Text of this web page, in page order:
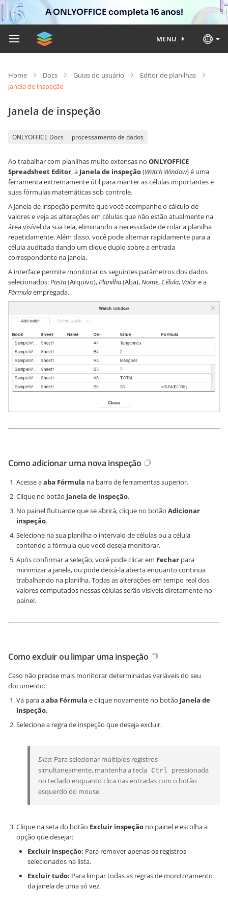
A ONLYOFFICE completa 16 anos!
MENU
Home Docs Guias do usuário
Editor de planilhas
Janela de inspeção
Janela de inspeção
ONLYOFFICE Docs processamento de dados
Ao trabalhar com planilhas muito extensas no ONLYOFFICE
Spreadsheet Editor, a Janela de inspeção(Watch Window) é uma
ferramenta extremamente útil para manter as células importantes e
suas fórmulas matemáticas sob controle.
A Janela de inspeção permite que você acompanhe o cálculo de
valores e veja as alterações em células que não estão atualmente na
área visível da sua tela, eliminando a necessidade de rolar a planilha
repetidamente. Além disso, você pode alternar rapidamente para a
célula auditada dando um clique duplo sobre a entrada
correspondente na janela.
A interface permite monitorar os seguintes parâmetros dos dados
selecionados:Pasta(Arquivo),Planilha(Aba),Nome, Célula, Valore a
Fórmulaempregada.
Como adicionar uma nova inspeção
Acesse aaba Fórmula na barra de ferramentas superior.
Clique no botão Janela de inspeção.
No painel flutuante que se abrirá, clique no botão Adicionar
inspeção.
Selecione na sua planilha o intervalo de células ou a célula
contendo a fórmula que você deseja monitorar.
Após confirmar a seleção, você pode clicar em Fechar para
minimizar a janela, ou pode deixá-la aberta enquanto continua
trabalhando na planilha. Todas as alterações em tempo real dos
valores computados nessas células serão visíveis diretamente no
painel.
Como excluir ou limpar uma inspeção
Caso não precise mais monitorar determinadas variáveis do seu
documento:
Vá para aaba Fórmula e clique novamente no botão Janela de
inspeção.
Selecione a regra de inspeção que deseja excluir.
Dica: Para selecionar múltiplos registros
simultaneamente, mantenha a tecla
Ctrl
pressionada
no teclado enquanto clica nas entradas com o botão
esquerdo do mouse.
Clique na seta do botão Excluir inspeção no painel e escolha a
opção que desejar:
Excluir inspeção: Para remover apenas os registros
selecionados na lista.
Excluir tudo: Para limpar todas as regras de monitoramento
da janela de uma só vez.